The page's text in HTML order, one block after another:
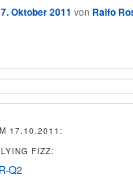
Oktober 2011 von Ralfo
17.10.2011:
FIZZ:
Q2